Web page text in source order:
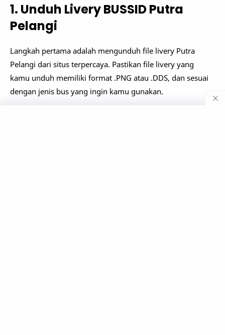
1. Unduh Livery BUSSID Putra
Pelangi
Langkah pertama adalah mengunduh file livery Putra
Pelangi dari situs terpercaya. Pastikan file livery yang
kamu unduh memiliki format .PNG atau .DDS, dan sesuai
dengan jenis bus yang ingin kamu gunakan.